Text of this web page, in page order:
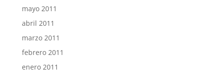
mayo 2011
abril 2011
marzo 2011
febrero 2011
enero 2011